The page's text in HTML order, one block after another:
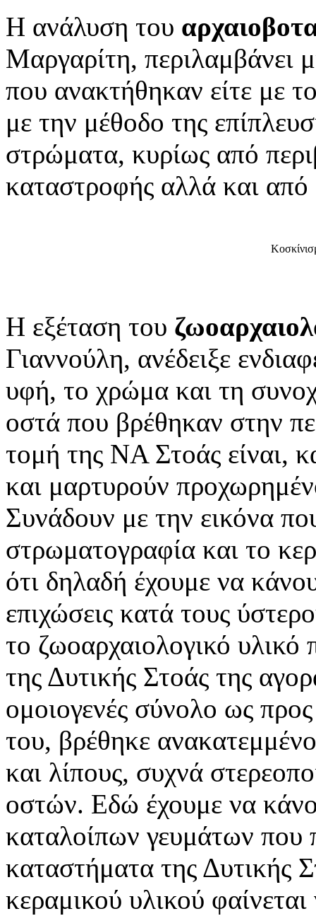
Η ανάλυση του
Μαργαρίτη, περιλαμβάνει
που ανακτήθηκαν είτε με
με την μέθοδο της
στρώματα, κυρίως από
καταστροφής αλλά και
Η εξέταση του
Γιαννούλη, ανέδειξε
υφή, το χρώμα και τη
οστά που βρέθηκαν στην
τομή της ΝΑ Στοάς είναι,
και μαρτυρούν
Συνάδουν με την εικόνα
στρωματογραφία και το
ότι δηλαδή έχουμε να
επιχώσεις κατά τους
το ζωοαρχαιολογικό
της Δυτικής Στοάς της
ομοιογενές σύνολο ως
του, βρέθηκε
και λίπους, συχνά
οστών. Εδώ έχουμε να
καταλοίπων γευμάτων που
καταστήματα της Δυτικής
κεραμικού υλικού φαίνεται